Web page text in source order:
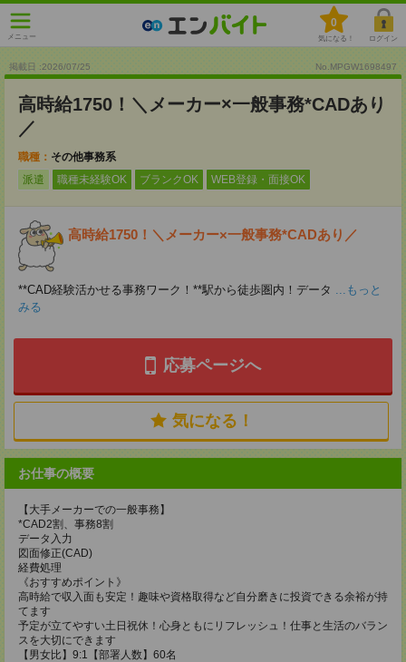
メニュー
0
気になる！ ログイン
掲載日 :2026/07/25 No.MPGW1698497
高時給1750！＼メーカー×一般事務*CADあり
／
職種： その他事務系
派遣
職種未経験OK ブランクOK WEB登録・面接OK
高時給1750！＼メーカー×一般事務*CADあり／
**CAD経験活かせる事務ワーク！**駅から徒歩圏内！データ ...もっと
みる
応募ページへ
気になる！
お仕事の概要
【大手メーカーでの一般事務】
*CAD2割、事務8割
データ入力
図面修正(CAD)
経費処理
《おすすめポイント》
高時給で収入面も安定！趣味や資格取得など自分磨きに投資できる余裕が持
てます
予定が立てやすい土日祝休！心身ともにリフレッシュ！仕事と生活のバラン
スを大切にできます
【男女比】9:1【部署人数】60名